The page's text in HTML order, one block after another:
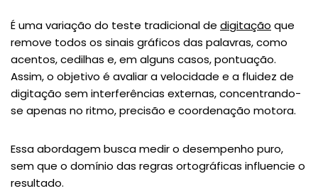
É uma variação do teste tradicional de digitação que
remove todos os sinais gráficos das palavras, como
acentos, cedilhas e, em alguns casos, pontuação.
Assim, o objetivo é avaliar a velocidade e a fluidez de
digitação sem interferências externas, concentrando-
se apenas no ritmo, precisão e coordenação motora.
Essa abordagem busca medir o desempenho puro,
sem que o domínio das regras ortográficas influencie o
resultado.